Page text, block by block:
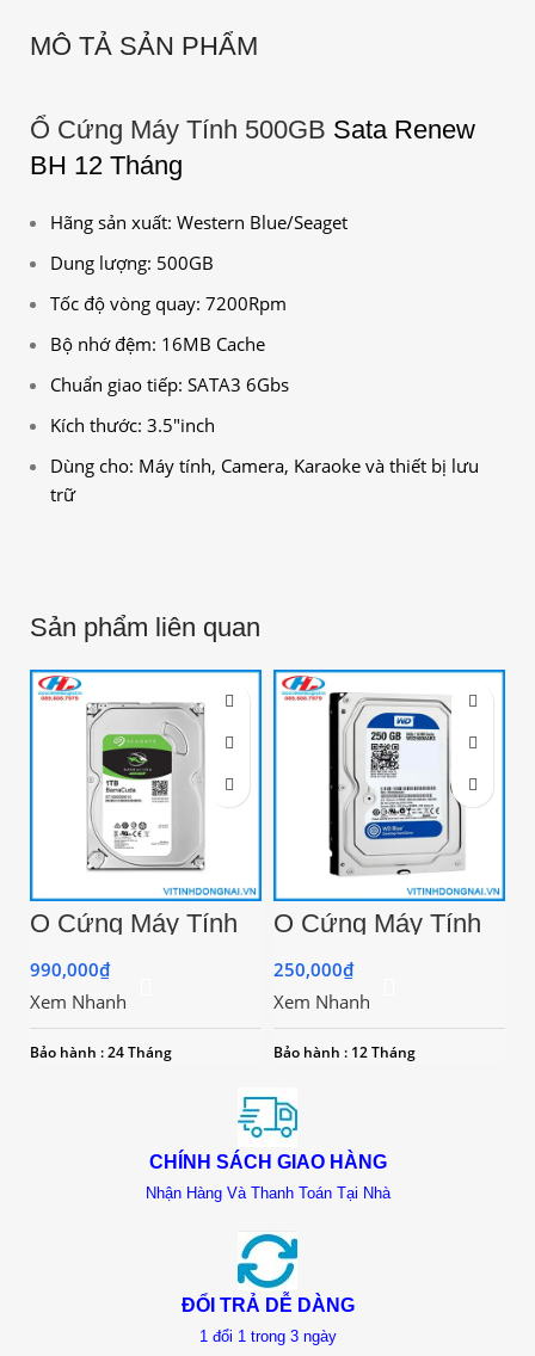
MÔ TẢ SẢN PHẨM
Ổ Cứng Máy Tính 500GB Sata Renew
BH 12 Tháng
Hãng sản xuất: Western Blue/Seaget
Dung lượng: 500GB
Tốc độ vòng quay: 7200Rpm
Bộ nhớ đệm: 16MB Cache
Chuẩn giao tiếp: SATA3 6Gbs
Kích thước: 3.5″inch
Dùng cho: Máy tính, Camera, Karaoke và thiết bị lưu
trữ
Sản phẩm liên quan
Ổ Cứng Máy Tính
1T Seagate Sata
Chính hãng
990,000₫
Xem Nhanh
Bảo hành : 24 Tháng
Ổ Cứng Máy Tính
250GB Sata Renew
BH 12 Tháng
250,000₫
Xem Nhanh
Bảo hành : 12 Tháng
CHÍNH SÁCH GIAO HÀNG
Nhận Hàng Và Thanh Toán Tại Nhà
ĐỔI TRẢ DỄ DÀNG
1 đổi 1 trong 3 ngày